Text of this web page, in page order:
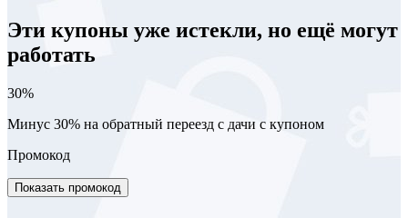
Эти купоны уже истекли, но ещё могут
работать
30%
Минус 30% на обратный переезд с дачи с купоном
Промокод
Показать промокод